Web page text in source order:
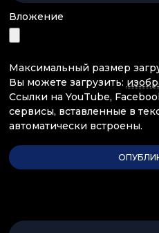
Вложение
Максимальный размер
Вы можете загрузить:
Ссылки на YouTube,
сервисы, вставленные в
автоматически встроены.